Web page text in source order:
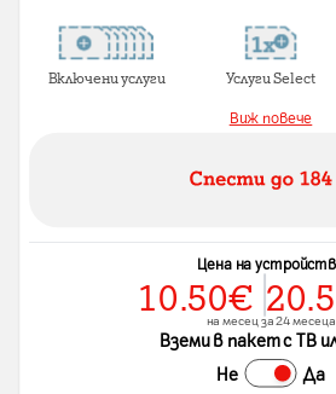
Включени услуги Услуги Select
Виж повече
Цена на
10.50€
на месец за 24 месеца
Вземи в пакет с ТВ
Не Да